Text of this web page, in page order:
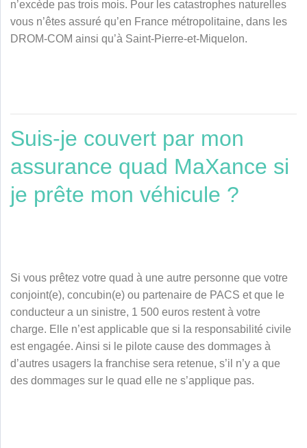
n’excède pas trois mois. Pour les catastrophes naturelles
vous n’êtes assuré qu’en France métropolitaine, dans les
DROM-COM ainsi qu’à Saint-Pierre-et-Miquelon.
Suis-je couvert par mon
assurance quad MaXance si
je prête mon véhicule ?
Si vous prêtez votre quad à une autre personne que votre
conjoint(e), concubin(e) ou partenaire de PACS et que le
conducteur a un sinistre, 1 500 euros restent à votre
charge. Elle n’est applicable que si la responsabilité civile
est engagée. Ainsi si le pilote cause des dommages à
d’autres usagers la franchise sera retenue, s’il n’y a que
des dommages sur le quad elle ne s’applique pas.